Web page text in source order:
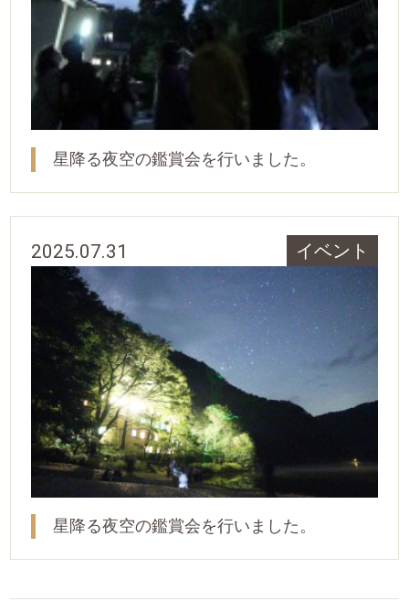
星降る夜空の鑑賞会を行いました。
2025.07.31 イベント
星降る夜空の鑑賞会を行いました。